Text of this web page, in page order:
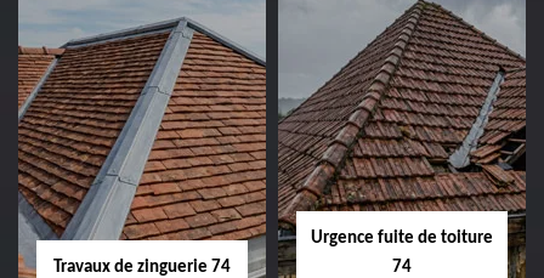
Travaux de zinguerie 74
Urgence fuite de toiture
74